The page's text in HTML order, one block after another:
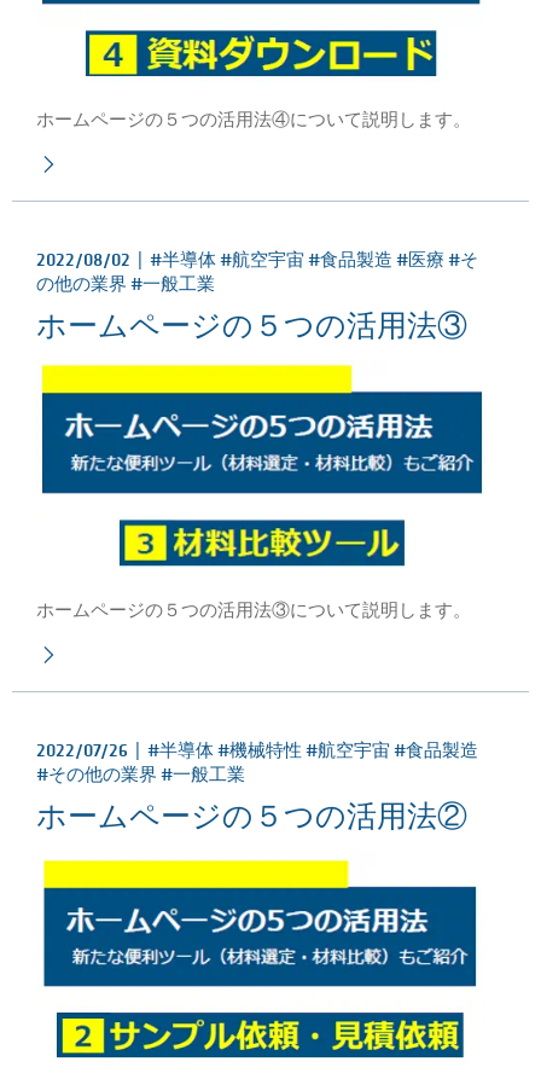
ホームページの５つの活用法④について説明します。
2022/08/02 | #半導体 #航空宇宙 #食品製造 #医療 #そ
の他の業界 #一般工業
ホームページの５つの活用法③
ホームページの５つの活用法③について説明します。
2022/07/26 | #半導体 #機械特性 #航空宇宙 #食品製造
#その他の業界 #一般工業
ホームページの５つの活用法②